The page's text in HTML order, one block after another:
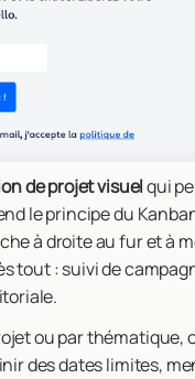
de projet visuelqui
le principe du
à droite au fur et à
tout : suivi de
ou par
des dates limites,